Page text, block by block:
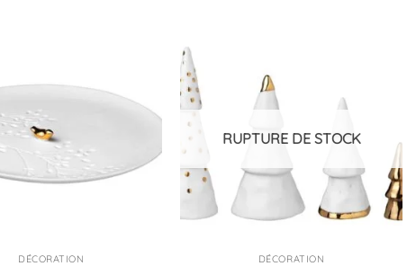
liste
d’envies
DÉCORATION
RUPTURE DE STOCK
DÉCORATION